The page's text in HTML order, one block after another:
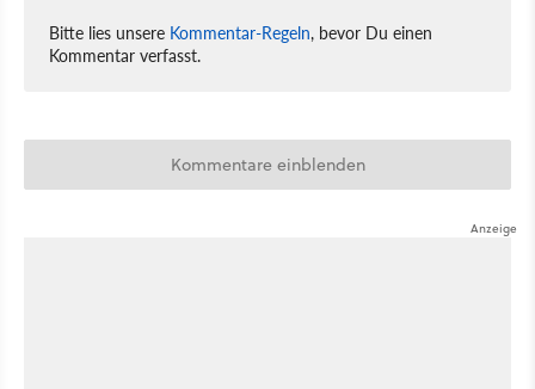
Bitte lies unsere Kommentar-Regeln, bevor Du einen
Kommentar verfasst.
Kommentare einblenden